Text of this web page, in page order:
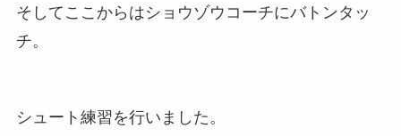
そしてここからはショウゾウコーチにバトンタッ
チ。
シュート練習を行いました。